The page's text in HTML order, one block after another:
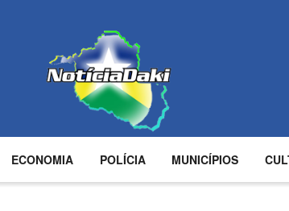
ECONOMIA POLÍCIA MUNICÍPIOS